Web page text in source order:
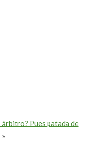
Pues patada de
»